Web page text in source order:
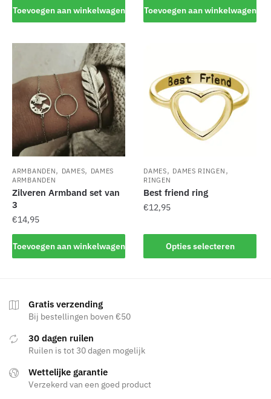
Toevoegen aan winkelwagen Toevoegen aan winkelwagen
ARMBANDEN, DAMES, DAMES
ARMBANDEN
Zilveren Armband set van
3
€14,95
Toevoegen aan winkelwagen
DAMES, DAMES RINGEN ,
RINGEN
Best friend ring
€12,95
Opties selecteren
product
heeft
gekozen
de
Gratis verzending
Bij bestellingen boven €50
30 dagen ruilen
Ruilen is tot 30 dagen mogelijk
Wettelijke garantie
Verzekerd van een goed product